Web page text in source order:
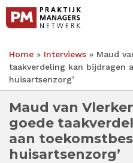
Overslaan
naar
inhoud
gaan
Kruimelpad
Home Interviews
Maud
taakverdeling kan bijdragen
huisartsenzorg’
Maud van
goede
aan
huisartsenzorg’